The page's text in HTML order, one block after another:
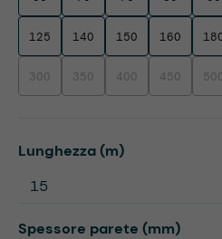
125 140 150 160
300(This option is currently unavailable.)
350(This option is currently
400(This option is
450(This
Select
Lunghezza (m)
Select
Spessore parete (mm)